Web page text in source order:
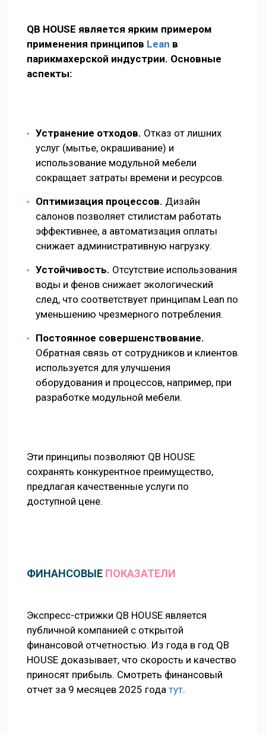
QB HOUSE является ярким примером
применения принципов Lean в
парикмахерской индустрии. Основные
аспекты:
Устранение отходов. Отказ от лишних
услуг (мытье, окрашивание) и
использование модульной мебели
сокращает затраты времени и ресурсов.
Оптимизация процессов. Дизайн
салонов позволяет стилистам работать
эффективнее, а автоматизация оплаты
снижает административную нагрузку.
Устойчивость. Отсутствие использования
воды и фенов снижает экологический
след, что соответствует принципам Lean по
уменьшению чрезмерного потребления.
Постоянное совершенствование.
Обратная связь от сотрудников и клиентов
используется для улучшения
оборудования и процессов, например, при
разработке модульной мебели.
Эти принципы позволяют QB HOUSE
сохранять конкурентное преимущество,
предлагая качественные услуги по
доступной цене.
ФИНАНСОВЫЕ ПОКАЗАТЕЛИ
Экспресс-стрижки QB HOUSE является
публичной компанией с открытой
финансовой отчетностью. Из года в год QB
HOUSE доказывает, что скорость и качество
приносят прибыль. Смотреть финансовый
отчет за 9 месяцев 2025 года тут.